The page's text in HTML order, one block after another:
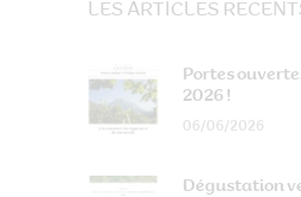
LES ARTICLES
Portes
2026 !
06/06/2026
Dégustation